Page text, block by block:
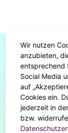
Diese
Wir nutzen
anzubieten,
entsprechend
Social Media
auf
Cookies ein.
jederzeit in
bzw.